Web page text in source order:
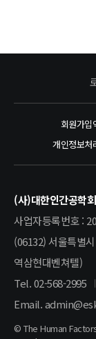
회원가입
개인정보처
(사)대한인간공학회
사업자등록번호 :
(06132) 서울특별
역삼현대벤쳐텔)
Tel. 02-568-2995
Email.
© The Human